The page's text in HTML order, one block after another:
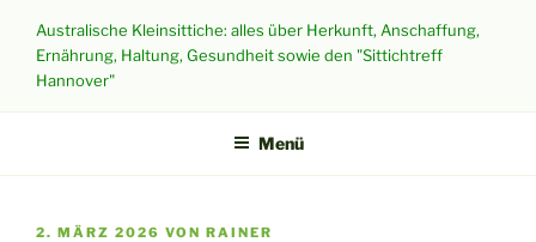
Inhalt
springen
Australische Kleinsittiche: alles über Herkunft, Anschaffung,
Ernährung, Haltung, Gesundheit sowie den "Sittichtreff
Hannover"
Menü
VERÖFFENTLICHT
2. MÄRZ 2026 VON RAINER